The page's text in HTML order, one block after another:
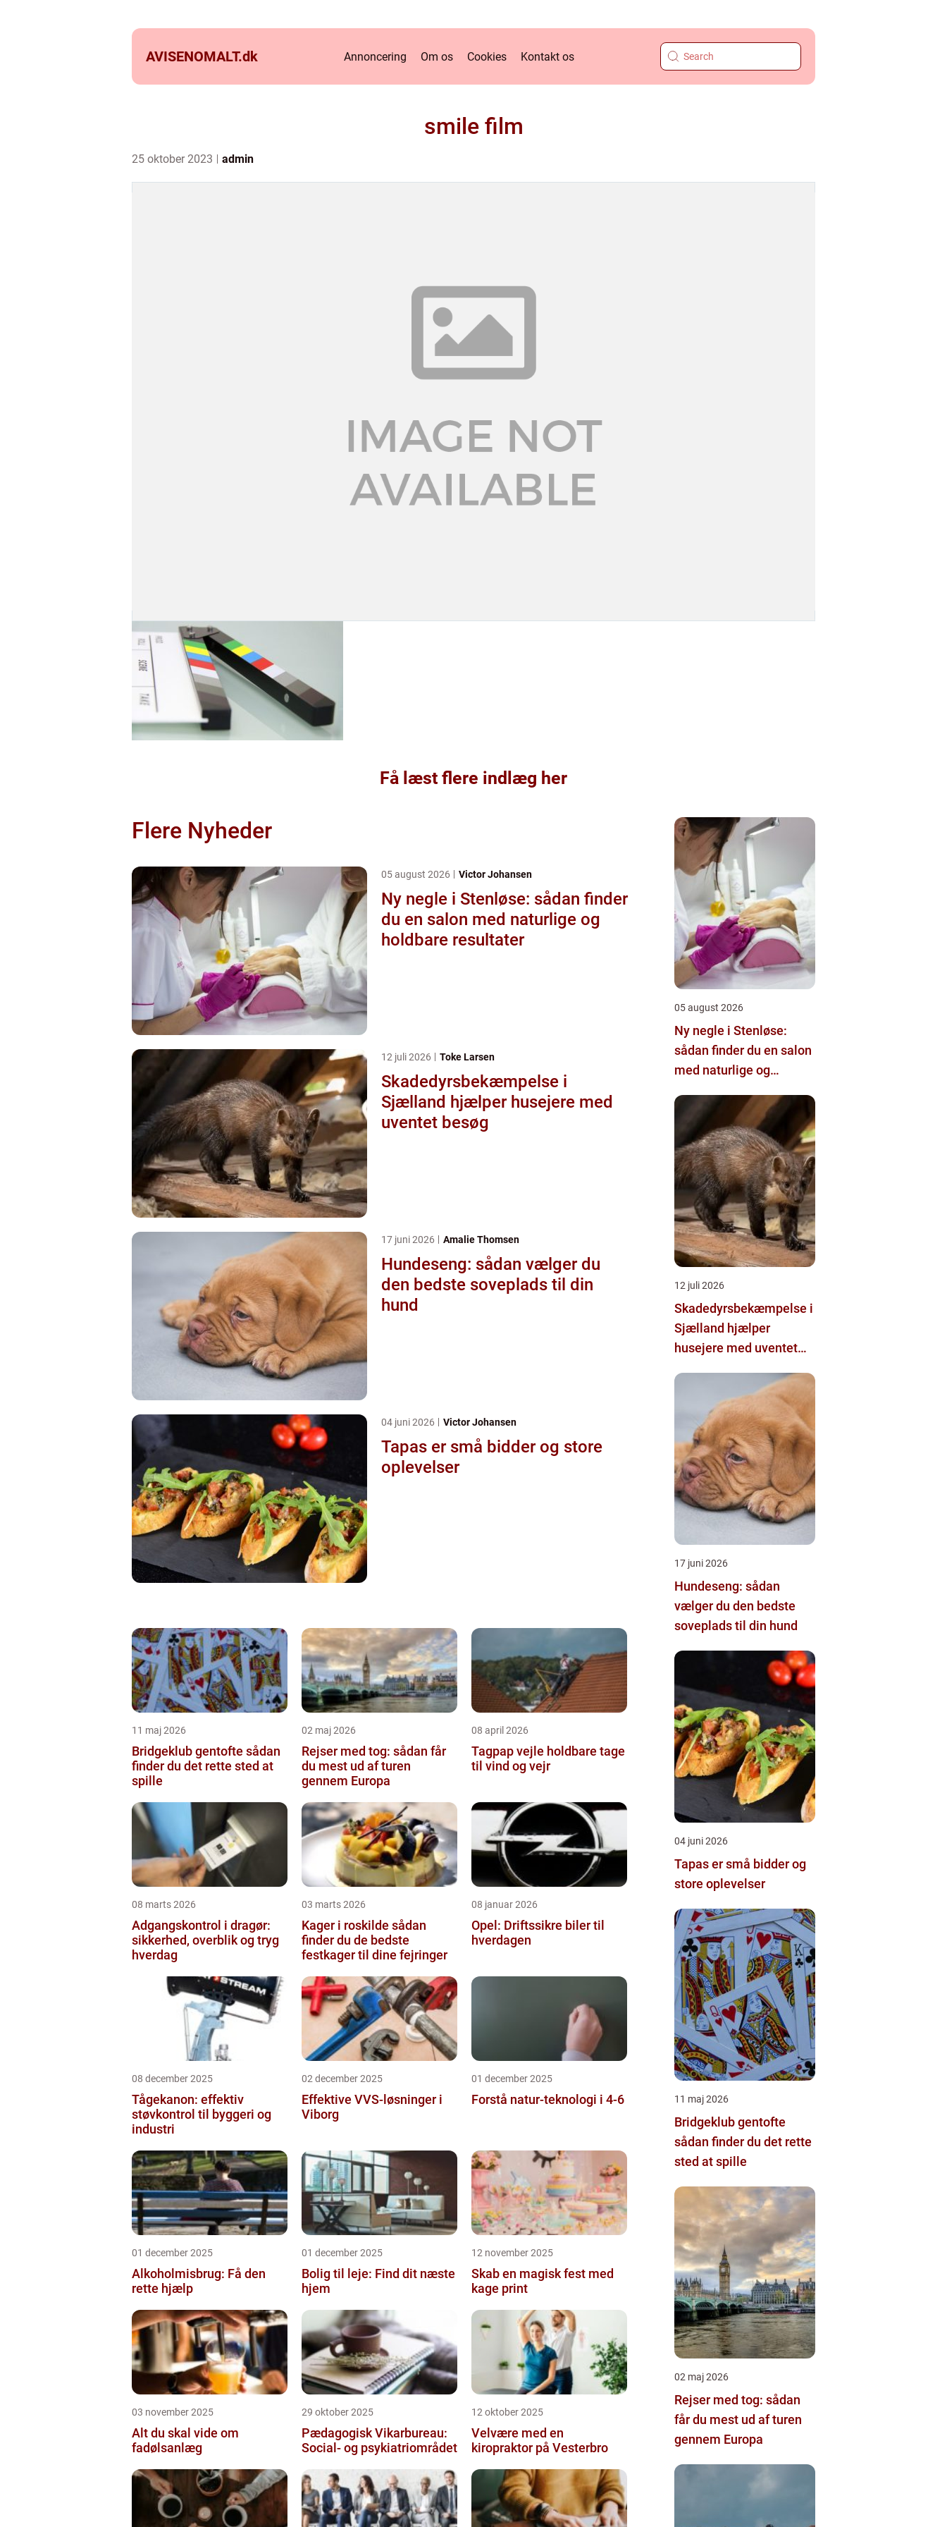
AVISENOMALT.dk Annoncering Om os Cookies Kontakt os
smile film
25 oktober 2023 admin
Få læst flere indlæg her
Flere Nyheder
05 august 2026 Victor Johansen
Ny negle i Stenløse: sådan finder
du en salon med naturlige og
holdbare resultater
12 juli 2026 Toke Larsen
Skadedyrsbekæmpelse i
Sjælland hjælper husejere med
uventet besøg
17 juni 2026 Amalie Thomsen
Hundeseng: sådan vælger du
den bedste soveplads til din
hund
04 juni 2026 Victor Johansen
Tapas er små bidder og store
oplevelser
11 maj 2026
Bridgeklub gentofte sådan
finder du det rette sted at
spille
02 maj 2026
Rejser med tog: sådan får
du mest ud af turen
gennem Europa
08 april 2026
Tagpap vejle holdbare tage
til vind og vejr
08 marts 2026
Adgangskontrol i dragør:
sikkerhed, overblik og tryg
hverdag
03 marts 2026
Kager i roskilde sådan
finder du de bedste
festkager til dine fejringer
08 januar 2026
Opel: Driftssikre biler til
hverdagen
08 december 2025
Tågekanon: effektiv
støvkontrol til byggeri og
industri
02 december 2025
Effektive VVS-løsninger i
Viborg
01 december 2025
Forstå natur-teknologi i 4-6
01 december 2025
Alkoholmisbrug: Få den
rette hjælp
01 december 2025
Bolig til leje: Find dit næste
hjem
12 november 2025
Skab en magisk fest med
kage print
03 november 2025
Alt du skal vide om
fadølsanlæg
29 oktober 2025
Pædagogisk Vikarbureau:
Social- og psykiatriområdet
12 oktober 2025
Velvære med en
kiropraktor på Vesterbro
05 august 2026
Ny negle i Stenløse:
sådan finder du en salon
med naturlige og
12 juli 2026
Skadedyrsbekæmpelse i
Sjælland hjælper
husejere med uventet
17 juni 2026
Hundeseng: sådan
vælger du den bedste
soveplads til din hund
04 juni 2026
Tapas er små bidder og
store oplevelser
11 maj 2026
Bridgeklub gentofte
sådan finder du det rette
sted at spille
02 maj 2026
Rejser med tog: sådan
får du mest ud af turen
gennem Europa